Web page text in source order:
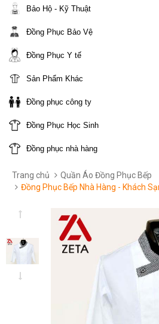
Bảo Hộ - Kỹ Thuật
Đồng Phục Bảo Vệ
Đồng Phục Y tế
Sản Phẩm Khác
Đồng phục công ty
Đồng Phục Học Sinh
Đồng phục nhà hàng
Trang chủ
Quần Áo Đồng Phục Bếp
Đồng Phục Bếp Nhà Hàng - Khách